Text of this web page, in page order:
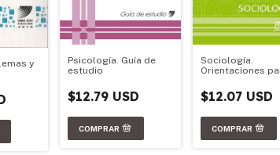
y
Psicología. Guía de
estudio
$12.79 USD
Sociología.
Orientaciones
bibliografía
obligatoria
$12.07 USD